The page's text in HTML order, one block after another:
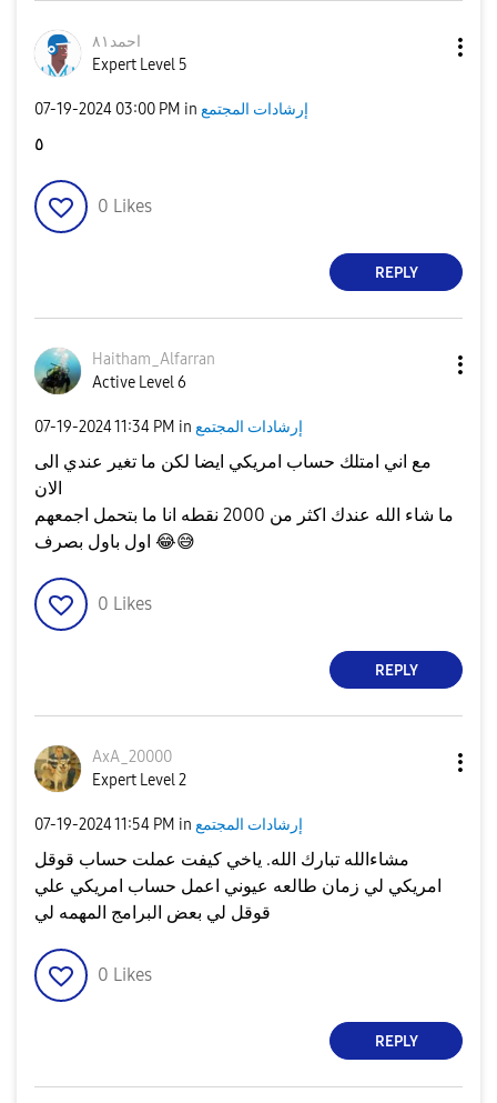
احمد٨١
Expert Level 5
‎07-19-2024 03:00 PM in إرشادات المجتمع
٥
0 Likes
REPLY
Haitham_Alfarran
Active Level 6
‎07-19-202411:34 PM in إرشادات المجتمع
مع اني امتلك حساب امريكي ايضا لكن ما تغير عندي الى
الان
ما شاء الله عندك اكثر من 2000 نقطه انا ما بتحمل اجمعهم
😂😅
0 Likes
REPLY
AxA_20000
Expert Level 2
‎07-19-202411:54 PM in إرشادات المجتمع
مشاءالله تبارك الله. ياخي كيفت عملت حساب قوقل
امريكي لي زمان طالعه عيوني اعمل حساب امريكي علي
قوقل لي بعض البرامج المهمه لي
0 Likes
REPLY